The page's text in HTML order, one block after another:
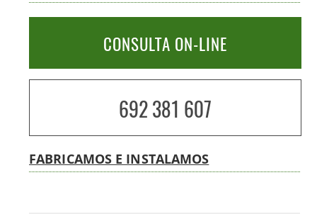
CONSULTA ON-LINE
692 381 607
FABRICAMOS E INSTALAMOS